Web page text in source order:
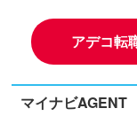
アデコ転
マイナビAGENT